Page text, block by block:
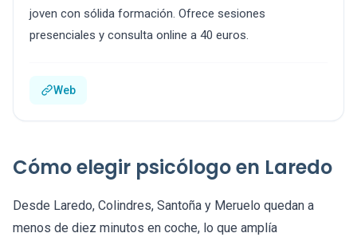
joven con sólida formación. Ofrece sesiones
presenciales y consulta online a 40 euros.
Web
Cómo elegir psicólogo en Laredo
Desde Laredo, Colindres, Santoña y Meruelo quedan a
menos de diez minutos en coche, lo que amplía